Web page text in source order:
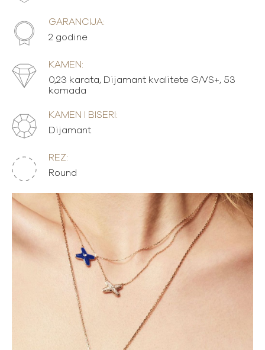
GARANCIJA:
2 godine
KAMEN:
0,23 karata, Dijamant kvalitete G/VS+, 53
komada
KAMEN I BISERI:
Dijamant
REZ:
Round